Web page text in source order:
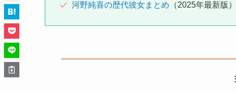
河野純喜の歴代彼女まとめ （2025年最新版）